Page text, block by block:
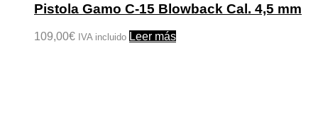
Pistola Gamo C-15 Blowback Cal. 4,5 mm
109,00€ IVA incluido Leer más